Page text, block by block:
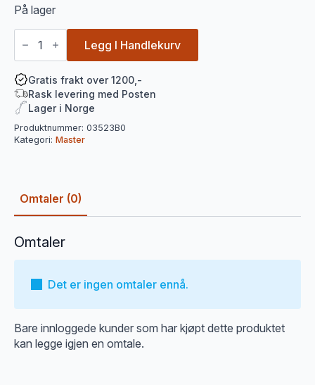
På lager
Vakuumlåser
Master
Legg I Handlekurv
Gratis frakt over 1200,-
Rask levering med Posten
Lager i Norge
Produktnummer: 03523B0
Kategori: Master
Omtaler (0)
Omtaler
Det er ingen omtaler ennå.
Bare innloggede kunder som har kjøpt dette produktet
kan legge igjen en omtale.